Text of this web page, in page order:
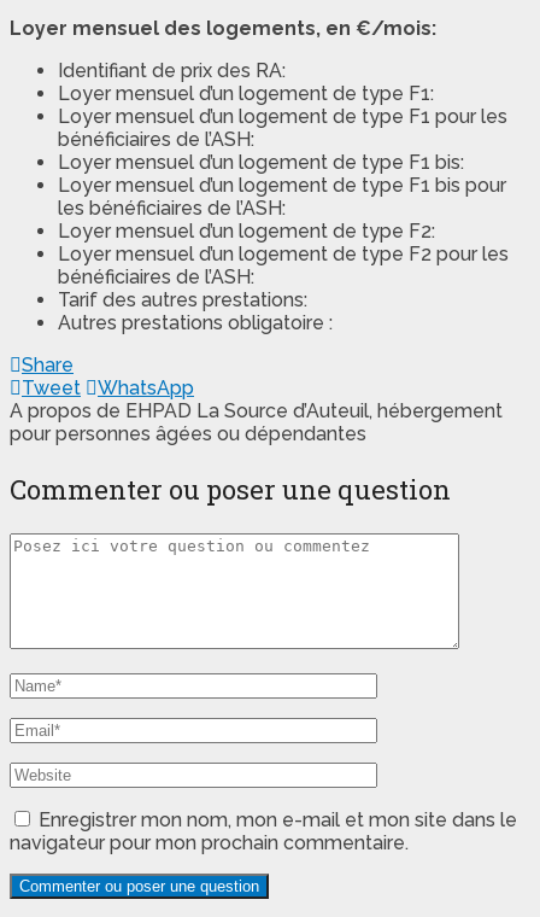
Loyer mensuel des logements, en €/mois:
Identifiant de prix des RA:
Loyer mensuel d’un logement de type F1:
Loyer mensuel d’un logement de type F1 pour les
bénéficiaires de l’ASH:
Loyer mensuel d’un logement de type F1 bis:
Loyer mensuel d’un logement de type F1 bis pour
les bénéficiaires de l’ASH:
Loyer mensuel d’un logement de type F2:
Loyer mensuel d’un logement de type F2 pour les
bénéficiaires de l’ASH:
Tarif des autres prestations:
Autres prestations obligatoire :
Share
Tweet
WhatsApp
A propos de EHPAD La Source d’Auteuil, hébergement
pour personnes âgées ou dépendantes
Commenter ou poser une question
Enregistrer mon nom, mon e-mail et mon site dans le
navigateur pour mon prochain commentaire.